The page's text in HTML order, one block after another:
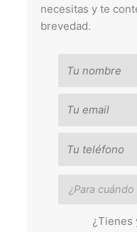
necesitas y te
brevedad.
¿Tienes